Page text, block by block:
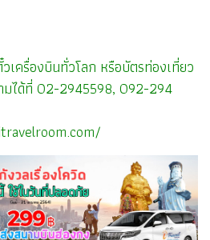
เครื่องบินทั่วโลก หรือบัตรท่องเที่ยว
มได้ที่ 02-2945598, 092-294